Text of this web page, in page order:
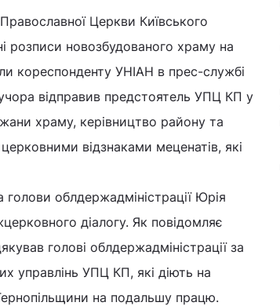
Церкви Київського
розписи новозбудованого храму на
кореспонденту УНІАН в прес-службі
відправив предстоятель УПЦ КП у
храму, керівництво району та
відзнаками меценатів, які
облдержадміністрації Юрія
діалогу. Як повідомляє
голові облдержадміністрації за
управлінь УПЦ КП, які діють на
на подальшу працю.